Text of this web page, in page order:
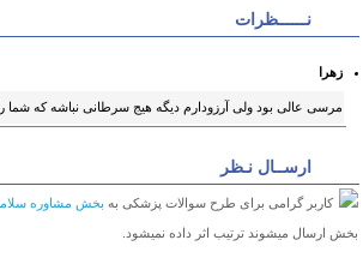
نــــــظرات
زهرا
مرسی عالی بود ولی آرزودارم دیگه هیج سرطانی نباشه که
ارســال نـظر
کاربر گرامی برای طرح سوالات پزشکی به بخش مشاوره
بخش ارسال میشوند ترتیب اثر داده نمیشود.